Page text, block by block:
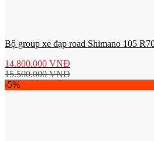
Bộ group xe đạp road Shimano 105
14.800.000 VNĐ
15.500.000VNĐ
-5%